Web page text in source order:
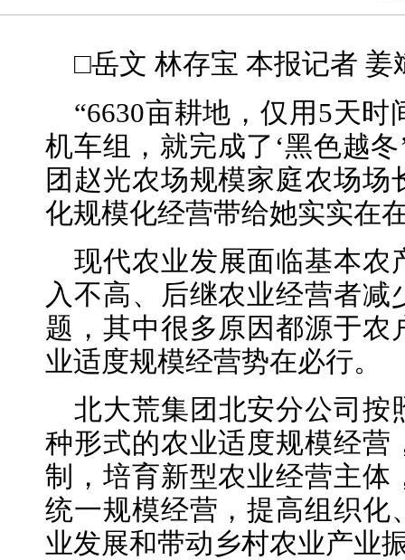
□岳文 林存宝 本报记者 姜
“6630亩耕地，仅用5天
机车组，就完成了‘黑色越
团赵光农场规模家庭农场
化规模化经营带给她实实在
现代农业发展面临基本农
入不高、后继农业经营者
题，其中很多原因都源于
业适度规模经营势在必行。
北大荒集团北安分公司按
种形式的农业适度规模经营
制，培育新型农业经营主体
统一规模经营，提高组织化
业发展和带动乡村农业产业